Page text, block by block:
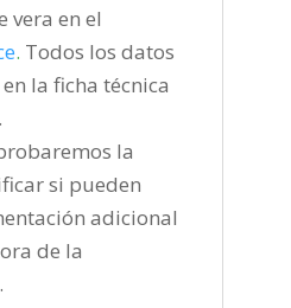
en el
. Todos los datos
la ficha técnica
la
si pueden
adicional
de la